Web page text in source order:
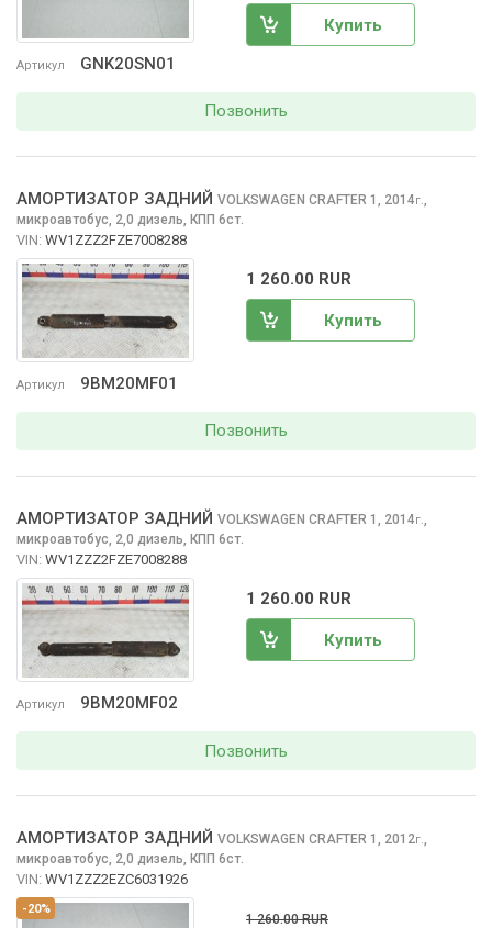
Артикул GNK20SN01
Купить
Позвонить
Артикул 9BM20MF01
АМОРТИЗАТОР ЗАДНИЙ VOLKSWAGEN CRAFTER 1, 2014г.
микроавтобус, 2,0 дизель, КПП 6ст.
VIN: WV1ZZZ2FZE7008288
1 260.00 RUR
Купить
Позвонить
Артикул 9BM20MF02
АМОРТИЗАТОР ЗАДНИЙ VOLKSWAGEN CRAFTER 1, 2014г.
микроавтобус, 2,0 дизель, КПП 6ст.
VIN: WV1ZZZ2FZE7008288
1 260.00 RUR
Купить
Позвонить
-20%
АМОРТИЗАТОР ЗАДНИЙ VOLKSWAGEN CRAFTER 1, 2012г.
микроавтобус, 2,0 дизель, КПП 6ст.
VIN: WV1ZZZ2EZC6031926
1 260.00 RUR